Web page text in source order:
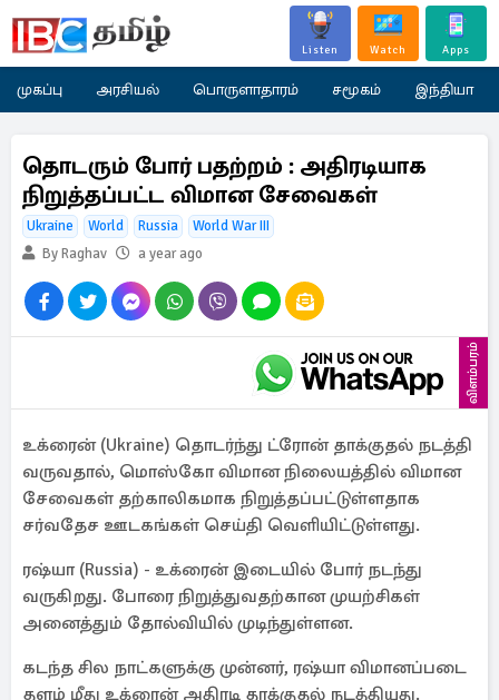
Listen Watch Apps
முகப்பு அரசியல் பொருளாதாரம் சமூகம் இந்தியா
தொடரும் போர் பதற்றம் : அதிரடியாக
நிறுத்தப்பட்ட விமான சேவைகள்
Ukraine World Russia
World War III
By Raghav
a year ago
விளம்பரம்
உக்ரைன் (Ukraine) தொடர்ந்து ட்ரோன் தாக்குதல் நடத்தி
வருவதால், மொஸ்கோ விமான நிலையத்தில் விமான
சேவைகள் தற்காலிகமாக நிறுத்தப்பட்டுள்ளதாக
சர்வதேச ஊடகங்கள் செய்தி வெளியிட்டுள்ளது.
ரஷ்யா (Russia) - உக்ரைன் இடையில் போர் நடந்து
வருகிறது. போரை நிறுத்துவதற்கான முயற்சிகள்
அனைத்தும் தோல்வியில் முடிந்துள்ளன.
கடந்த சில நாட்களுக்கு முன்னர், ரஷ்யா விமானப்படை
தளம் மீது உக்ரைன் அதிரடி தாக்குதல் நடத்தியது.